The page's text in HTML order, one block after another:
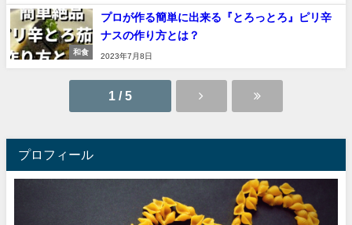
和食
プロが作る簡単に出来る『とろっとろ』ピリ辛
ナスの作り方とは？
2023年7月8日
1 / 5
プロフィール